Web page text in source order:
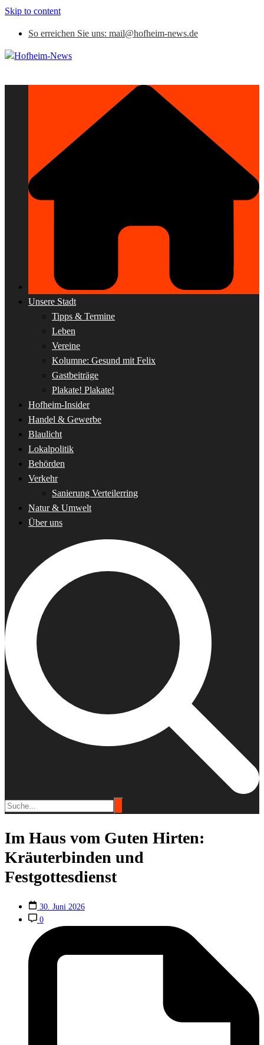
Skip to content
So erreichen Sie uns: mail@hofheim-news.de
Unsere Stadt
Tipps & Termine
Leben
Vereine
Kolumne: Gesund mit Felix
Gastbeiträge
Plakate! Plakate!
Hofheim-Insider
Handel & Gewerbe
Blaulicht
Lokalpolitik
Behörden
Verkehr
Sanierung Verteilerring
Natur & Umwelt
Über uns
Im Haus vom Guten Hirten:
Kräuterbinden und
Festgottesdienst
30. Juni 2026
0